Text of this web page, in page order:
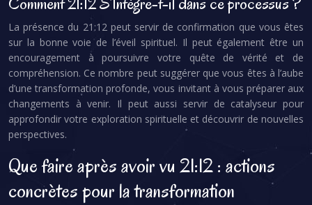
La présence du 21:12 peut servir de confirmation que vous êtes
sur la bonne voie de l’éveil spirituel. Il peut également être un
encouragement à poursuivre votre quête de vérité et de
compréhension. Ce nombre peut suggérer que vous êtes à l’aube
d’une transformation profonde, vous invitant à vous préparer aux
changements à venir. Il peut aussi servir de catalyseur pour
approfondir votre exploration spirituelle et découvrir de nouvelles
perspectives.
Que faire après avoir vu 21:12 : actions
concrètes pour la transformation